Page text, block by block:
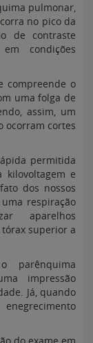
pulmonar,
no pico da
de contraste
condições
compreende o
uma folga de
assim, um
ocorram cortes
permitida
kilovoltagem e
dos nossos
respiração
aparelhos
superior a
parênquima
impressão
Já, quando